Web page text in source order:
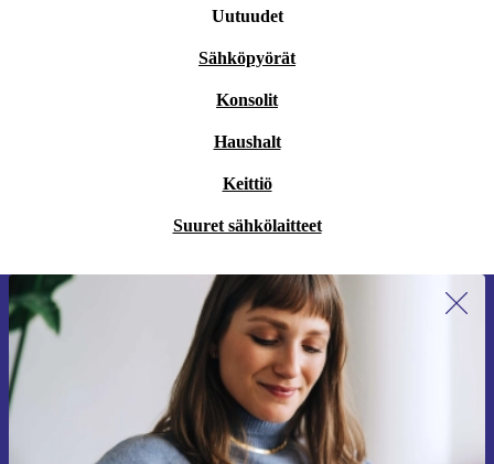
Uutuudet
Sähköpyörät
Konsolit
Haushalt
Keittiö
Suuret sähkölaitteet
Liity ensimmäistä kertaa uutiskirjeen
tilaajaksi ja säästä 15 €!
Älä missaa enää yhtäkään tarjousta.